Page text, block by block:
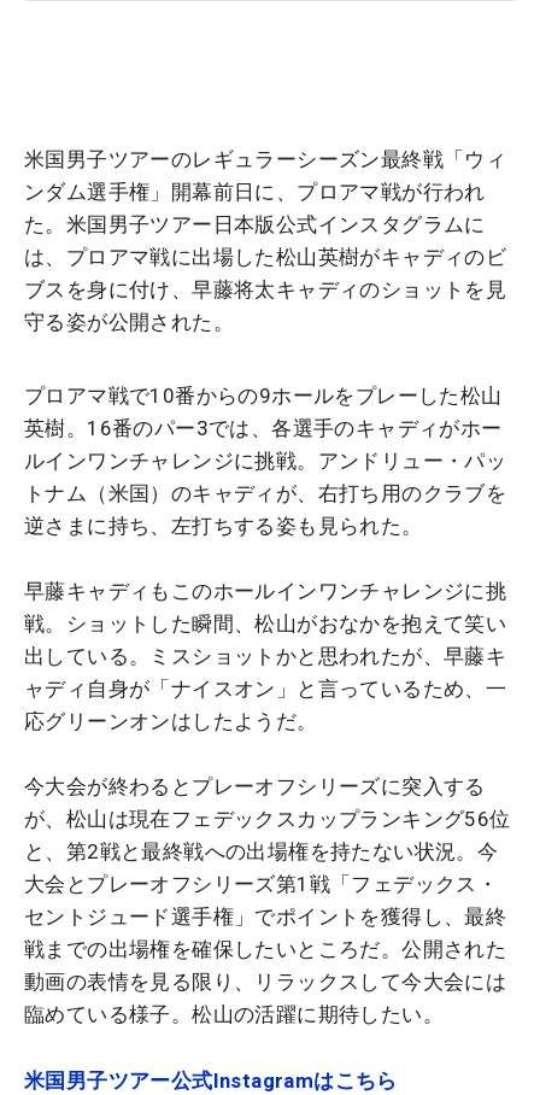
米国男子ツアーのレギュラーシーズン最終戦「ウィ
ンダム選手権」開幕前日に、プロアマ戦が行われ
た。米国男子ツアー日本版公式インスタグラムに
は、プロアマ戦に出場した松山英樹がキャディのビ
ブスを身に付け、早藤将太キャディのショットを見
守る姿が公開された。
プロアマ戦で10番からの9ホールをプレーした松山
英樹。16番のパー3では、各選手のキャディがホー
ルインワンチャレンジに挑戦。アンドリュー・パッ
トナム（米国）のキャディが、右打ち用のクラブを
逆さまに持ち、左打ちする姿も見られた。
早藤キャディもこのホールインワンチャレンジに挑
戦。ショットした瞬間、松山がおなかを抱えて笑い
出している。ミスショットかと思われたが、早藤キ
ャディ自身が「ナイスオン」と言っているため、一
応グリーンオンはしたようだ。
今大会が終わるとプレーオフシリーズに突入する
が、松山は現在フェデックスカップランキング56位
と、第2戦と最終戦への出場権を持たない状況。今
大会とプレーオフシリーズ第1戦「フェデックス・
セントジュード選手権」でポイントを獲得し、最終
戦までの出場権を確保したいところだ。公開された
動画の表情を見る限り、リラックスして今大会には
臨めている様子。松山の活躍に期待したい。
米国男子ツアー公式Instagramはこちら